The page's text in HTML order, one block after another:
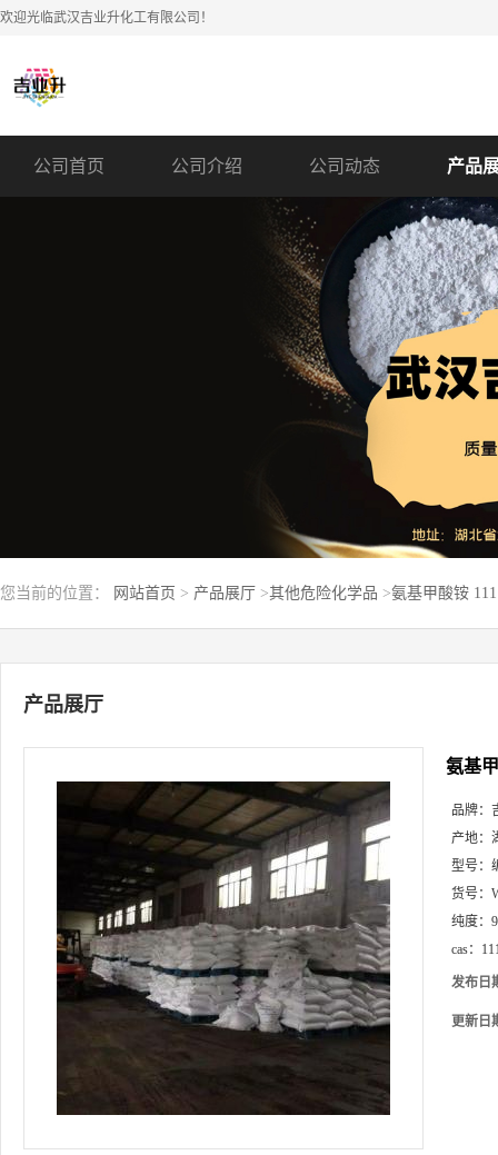
欢迎光临武汉吉业升化工有限公司！
公司首页 公司介绍 公司动态 产品
您当前的位置： 网站首页 > 产品展厅 >其他危险化学品 >氨基甲酸铵
产品展厅
氨基
品牌：
产地：
型号：
货号：
纯度：
cas：
发布日
更新日